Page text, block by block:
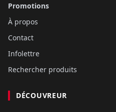
Promotions
À propos
Contact
Infolettre
Rechercher produits
DÉCOUVREUR